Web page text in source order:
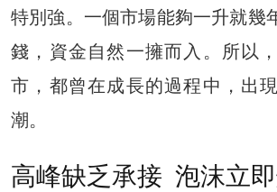
特別強。一個市場能夠一升就幾
錢，資金自然一擁而入。所以
市，都曾在成長的過程中，出
潮。
高峰缺乏承接 泡沫立